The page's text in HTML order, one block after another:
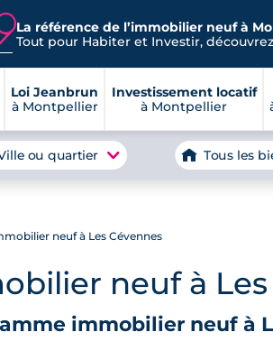
La référence de l’immobilier neuf à
Tout pour Habiter et Investir,
Loi Jeanbrun
à Montpellier
Investissement locatif
à Montpellier
ou quartier Tous les
neuf à Les Cévennes
neuf à Les
immobilier neuf à